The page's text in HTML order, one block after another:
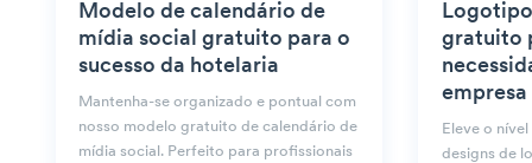
Modelo de calendário de
mídia social gratuito para o
sucesso da hotelaria
Mantenha-se organizado e pontual com
nosso modelo gratuito de calendário de
mídia social. Perfeito para profissionais
gratuito
empresa
Eleve o
designs de